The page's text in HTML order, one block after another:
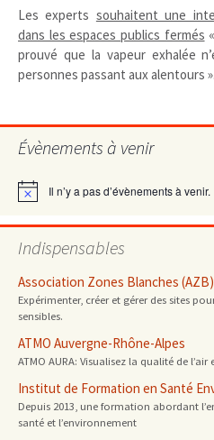
Les experts souhaitent une
dans les espaces publics fermés
prouvé que la vapeur exhalée
personnes passant aux alentours ».
Évènements à venir
Notice Il n’y a pas d’évènements à venir.
Indispensables
Association Zones Blanches (AZB)
Expérimenter, créer et gérer des sites
sensibles.
ATMO Auvergne-Rhône-Alpes
ATMO AURA: Visualisez la qualité de
Institut de Formation en Santé
Depuis 2013, une formation abordant
santé et l’environnement